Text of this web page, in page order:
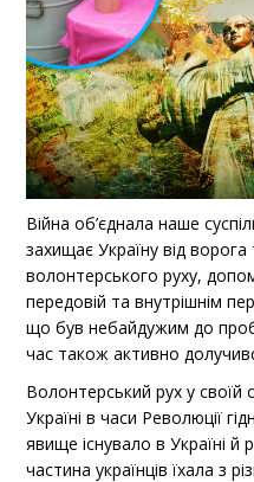
Війна об’єднала наше
захищає Україну від ворога
волонтерського руху,
передовій та внутрішнім
що був небайдужим до
час також активно
Волонтерський рух у своїй
Україні в часи Революції
явище існувало в Україні
частина українців їхала з